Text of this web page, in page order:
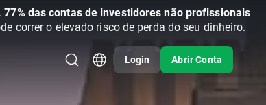
77% das contas de investidores não profissionais
correr o elevado risco de perda do seu dinheiro.
Login Abrir Conta